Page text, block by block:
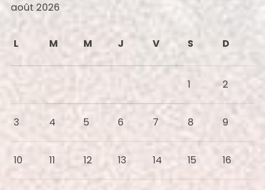
août 2026
L M M J V S D
1 2
3 4 5 6 7 8 9
10 11 12 13 14 15 16